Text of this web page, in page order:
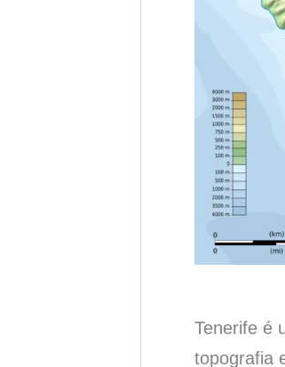
Tenerife é
topografia